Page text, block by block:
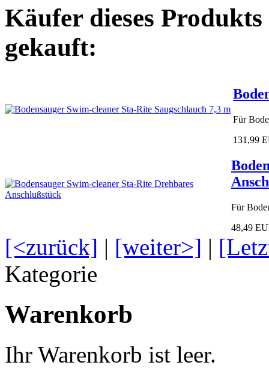
Käufer dieses
gekauft:
Für
131,99
Für
48,49
[<zurück] | [weiter>] |
Kategorie
Warenkorb
Ihr Warenkorb ist leer.